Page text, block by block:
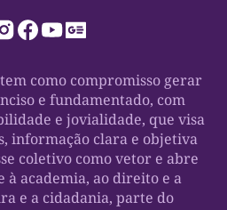
como compromisso gerar
e fundamentado, com
e jovialidade, que visa
informação clara e objetiva
coletivo como vetor e abre
à academia, ao direito e a
e a cidadania, parte do